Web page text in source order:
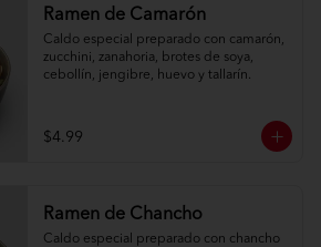
Ramen de Camarón
Caldo especial preparado con camarón,
zucchini, zanahoria, brotes de soya,
cebollín, jengibre, huevo y tallarín.
$4.99
Ramen de Chancho
Caldo especial preparado con chancho